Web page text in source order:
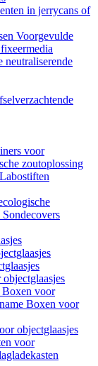
in jerrycans of
Voorgevulde
neutraliserende
voor
zoutoplossing
Labostiften
Sondecovers
Boxen voor
Boxen voor
objectglaasjes
voor